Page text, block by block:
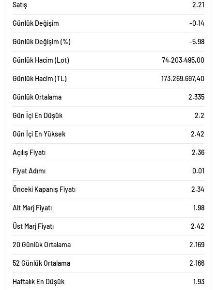
Satış 2.21
Günlük Değişim -0.14
Günlük Değişim (%) -5.98
Günlük Hacim (Lot) 74.203.495,00
Günlük Hacim (TL) 173.269.697,40
Günlük Ortalama 2.335
Gün İçi En Düşük 2.2
Gün İçi En Yüksek 2.42
Açılış Fiyatı 2.36
Fiyat Adımı 0.01
Önceki Kapanış Fiyatı 2.34
Alt Marj Fiyatı 1.98
Üst Marj Fiyatı 2.42
20 Günlük Ortalama 2.169
52 Günlük Ortalama 2.166
Haftalık En Düşük 1.93